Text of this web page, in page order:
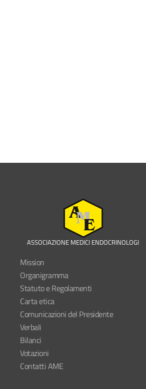
ASSOCIAZIONE MEDICI ENDOCRINOLOGI
Mission
Organigramma
Statuto e Regolamenti
Carta etica
Comunicazioni del Presidente
Verbali
Bilanci
Votazioni
Contatti AME